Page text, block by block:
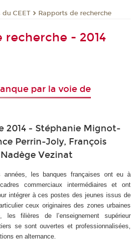
CEET Rapports de recherche
recherche - 2014
par la voie de
2014 - Stéphanie Mignot-
Perrin-Joly, François
Vezinat
années, les banques françaises ont eu à
commerciaux intermédiaires et ont
intégrer à ces postes des jeunes issus de
ceux originaires des zones urbaines
les filières de l’enseignement supérieur
se sont ouvertes et professionnalisées,
en alternance.